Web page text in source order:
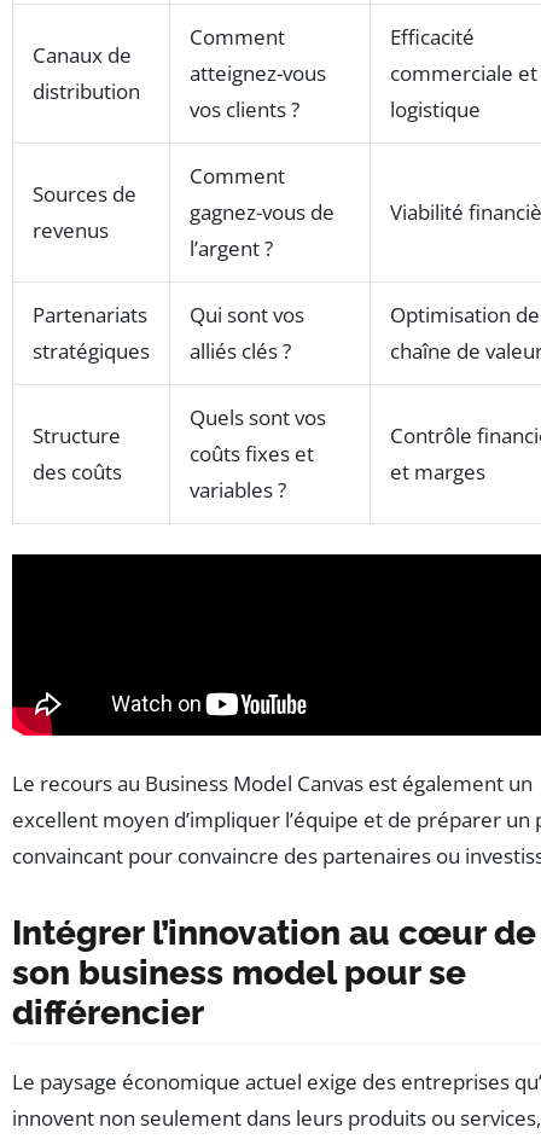
Canaux de
distribution
Comment
atteignez-vous
vos clients ?
Efficacité
commerciale et
logistique
Sources de
revenus
Comment
gagnez-vous de
l’argent ?
Viabilité
Partenariats
stratégiques
Qui sont vos
alliés clés ?
Optimisation
chaîne de
Structure
des coûts
Quels sont vos
coûts fixes et
variables ?
Contrôle
et marges
Le recours au Business Model Canvas est également un
excellent moyen d’impliquer l’équipe et de préparer un
convaincant pour convaincre des partenaires ou
Intégrer l’innovation au cœur de
son business model pour se
différencier
Le paysage économique actuel exige des entreprises
innovent non seulement dans leurs produits ou